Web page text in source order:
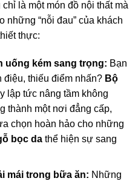
chỉ là một món đồ nội thất mà
những “nỗi đau” của khách
thực:
uống kém sang trọng: Bạn
thiếu điểm nhấn? Bộ
lập tức nâng tầm không
thành một nơi đẳng cấp,
chọn hoàn hảo cho những
bọc dathể hiện sự sang
mái trong bữa ăn: Những